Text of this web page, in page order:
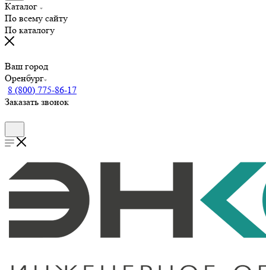
Каталог
По всему сайту
По каталогу
Ваш город
Оренбург
8 (800) 775-86-17
Заказать звонок